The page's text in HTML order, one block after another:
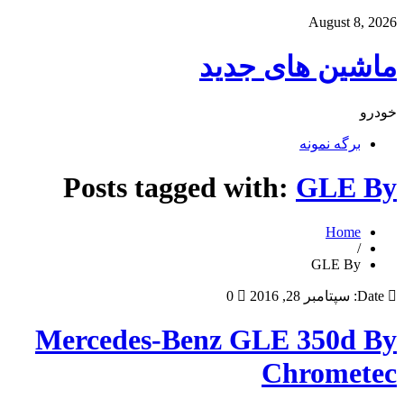
August 8, 2026
ماشین های جدید
خودرو
برگه نمونه
Posts tagged with: GLE By
Home
/
GLE By
Date: سپتامبر 28, 2016 0
Mercedes-Benz GLE 350d By
Chrometec